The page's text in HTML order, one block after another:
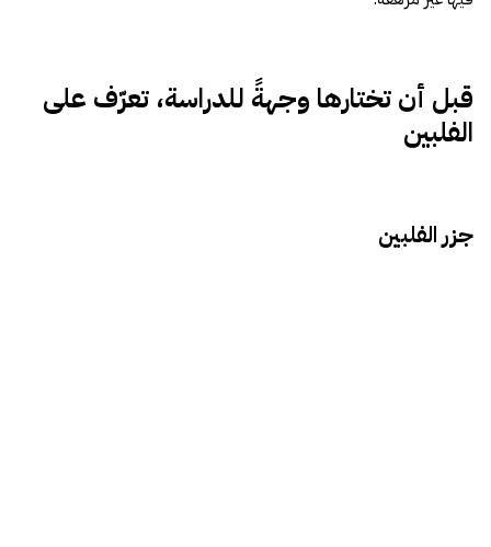
قبل أن تختارها وجهةً للدراسة، تعرّف على
الفلبين
جزر الفلبين